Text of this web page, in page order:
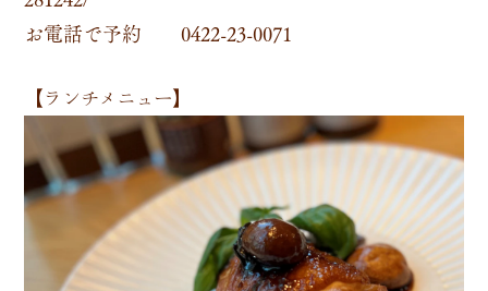
お電話で予約 0422-23-0071
【ランチメニュー】